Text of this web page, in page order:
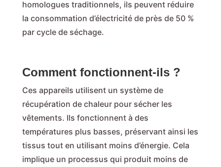
homologues traditionnels, ils peuvent réduire
la consommation d’électricité de près de 50 %
par cycle de séchage.
Comment fonctionnent-ils ?
Ces appareils utilisent un système de
récupération de chaleur pour sécher les
vêtements. Ils fonctionnent à des
températures plus basses, préservant ainsi les
tissus tout en utilisant moins d’énergie. Cela
implique un processus qui produit moins de